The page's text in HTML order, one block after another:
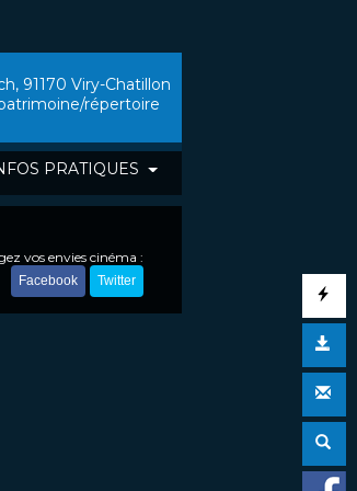
PRATIQUES
91170 Viry-Chatillon
répertoire
vos envies cinéma :
Facebook Twitter